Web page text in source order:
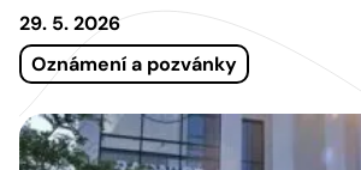
29. 5. 2026
Oznámení a pozvánky